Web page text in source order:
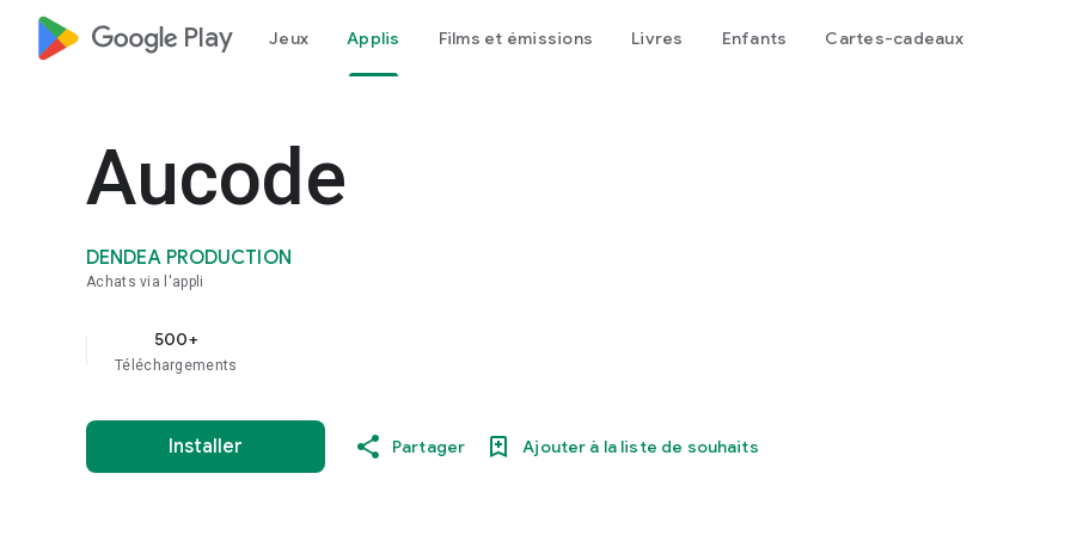
google_logo Play Jeux Applis Films et émissions Livres Enfants Cartes-cadeaux
Aucode
DENDEA PRODUCTION
Achats via l'appli
500+
Téléchargements
Installer Partager Ajouter à la liste de souhaits